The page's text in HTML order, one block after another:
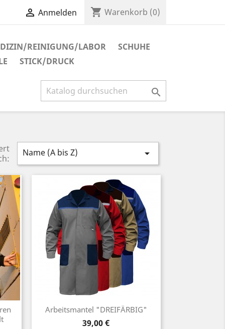
 Anmelden shopping_cart Warenkorb (0)
REINIGUNG/LABOR
SCHUHE
STICK/DRUCK

Name (A bis Z) 
Arbeitsmantel "DREIFÄRBIG"
Preis
39,00 €